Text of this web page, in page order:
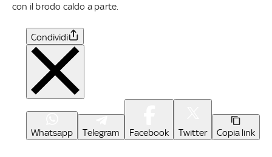
con il brodo caldo a parte.
Condividi
Whatsapp Telegram Facebook Twitter Copia link